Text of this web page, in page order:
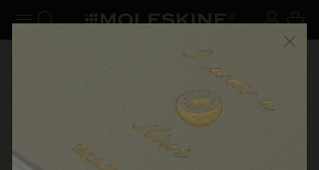
切換導航 登入
搜尋網站 購
購物滿 港幣 399元 即享免費送貨服務 關閉
單
全球主題徽章系列